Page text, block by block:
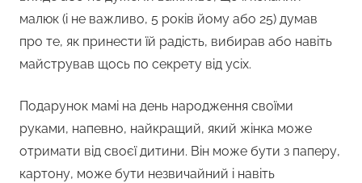
малюк (і не важливо, 5 років йому або 25) думав
про те, як принести їй радість, вибирав або навіть
майстрував щось по секрету від усіх.
Подарунок мамі на день народження своїми
руками, напевно, найкращий, який жінка може
отримати від своєї дитини. Він може бути з паперу,
картону, може бути незвичайний і навіть